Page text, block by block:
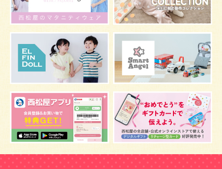
夜間断乳 お風呂 嫌がる うんち 髪の毛
視力 虫よけ
骨盤ベルトの基礎知識 骨盤ベルトの効果 栄養素
保存 マスク 予防
骨盤ベルトの注意点 感染症 双子
しこり おっぱい 水着 安全対策 おすすめ
マザーバッグ 予防注射 幼児期 アレルギー
反抗期 双胎妊娠 便秘 うなぎ 乳幼児